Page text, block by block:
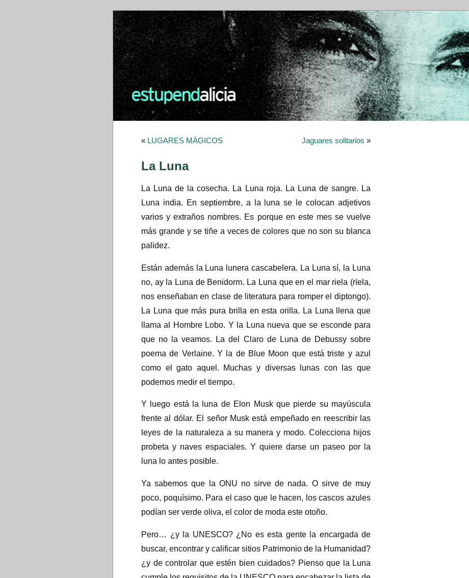
« LUGARES MÁGICOS Jaguares solitarios »
La Luna
La Luna de la cosecha. La Luna roja. La Luna de sangre. La
Luna india. En septiembre, a la luna se le colocan adjetivos
varios y extraños nombres. Es porque en este mes se vuelve
más grande y se tiñe a veces de colores que no son su blanca
palidez.
Están además la Luna lunera cascabelera. La Luna sí, la Luna
no, ay la Luna de Benidorm. La Luna que en el mar riela (rïela,
nos enseñaban en clase de literatura para romper el diptongo).
La Luna que más pura brilla en esta orilla. La Luna llena que
llama al Hombre Lobo. Y la Luna nueva que se esconde para
que no la veamos. La del Claro de Luna de Debussy sobre
poema de Verlaine. Y la de Blue Moon que está triste y azul
como el gato aquel. Muchas y diversas lunas con las que
podemos medir el tiempo.
Y luego está la luna de Elon Musk que pierde su mayúscula
frente al dólar. El señor Musk está empeñado en reescribir las
leyes de la naturaleza a su manera y modo. Colecciona hijos
probeta y naves espaciales. Y quiere darse un paseo por la
luna lo antes posible.
Ya sabemos que la ONU no sirve de nada. O sirve de muy
poco, poquísimo. Para el caso que le hacen, los cascos azules
podían ser verde oliva, el color de moda este otoño.
Pero… ¿y la UNESCO? ¿No es esta gente la encargada de
buscar, encontrar y calificar sitios Patrimonio de la Humanidad?
¿y de controlar que estén bien cuidados? Pienso que la Luna